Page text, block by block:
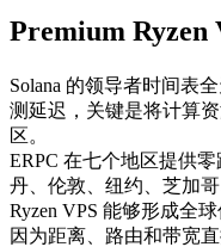
Premium Ryzen
Solana 的领导者时间表
测延迟，关键是将计算
区。
ERPC 在七个地区提供
丹、伦敦、纽约、芝加
Ryzen VPS 能够形成全
因为距离、路由和带宽